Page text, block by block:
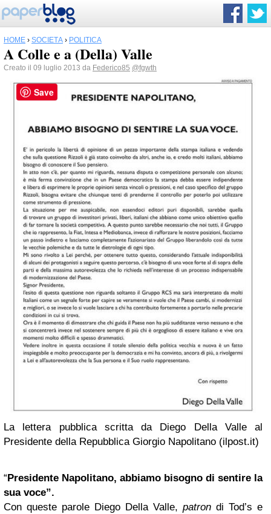
HOME › SOCIETÀ › POLITICA
A Colle e a (Della) Valle
Creato il 09 luglio 2013 da Federico85 @fgwth
La lettera pubblica scritta da Diego Della Valle al
Presidente della Repubblica Giorgio Napolitano (ilpost.it)
“ Presidente Napolitano, abbiamo bisogno di sentire la
sua voce”.
Con queste parole Diego Della Valle, patron di Tod’s e
Save